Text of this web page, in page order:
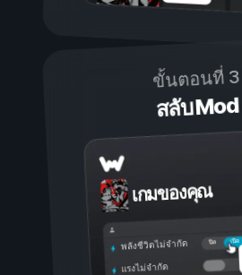
ขั้นตอนที่ 3
สลับ Mod
เกมของคุณ
เปิด
ปิด
พลังชีวิตไม่จำกัด
แรงไม่จำกัด